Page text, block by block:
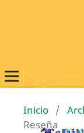
Inicio /
Reseña